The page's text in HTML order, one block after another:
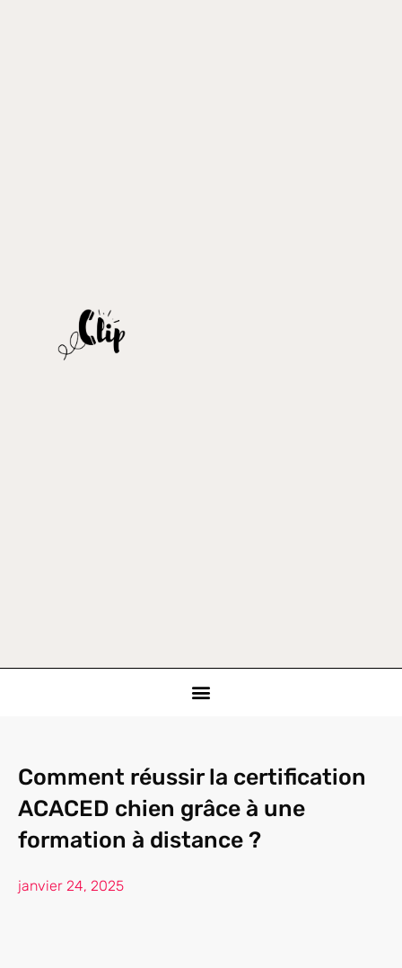
Comment réussir la certification
ACACED chien grâce à une
formation à distance ?
janvier 24, 2025